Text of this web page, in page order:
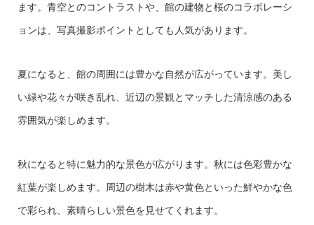
ます。青空とのコントラストや、館の建物と桜のコラボレーシ
ョンは、写真撮影ポイントとしても人気があります。
夏になると、館の周囲には豊かな自然が広がっています。美し
い緑や花々が咲き乱れ、近辺の景観とマッチした清涼感のある
雰囲気が楽しめます。
秋になると特に魅力的な景色が広がります。秋には色彩豊かな
紅葉が楽しめます。周辺の樹木は赤や黄色といった鮮やかな色
で彩られ、素晴らしい景色を見せてくれます。